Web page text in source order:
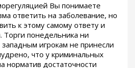
Вы понимаете
ответить на заболевание, но
к этому самому ответу и
Торги понедельника ни
игрокам не принесли
что у криминальных
норматив достаточности